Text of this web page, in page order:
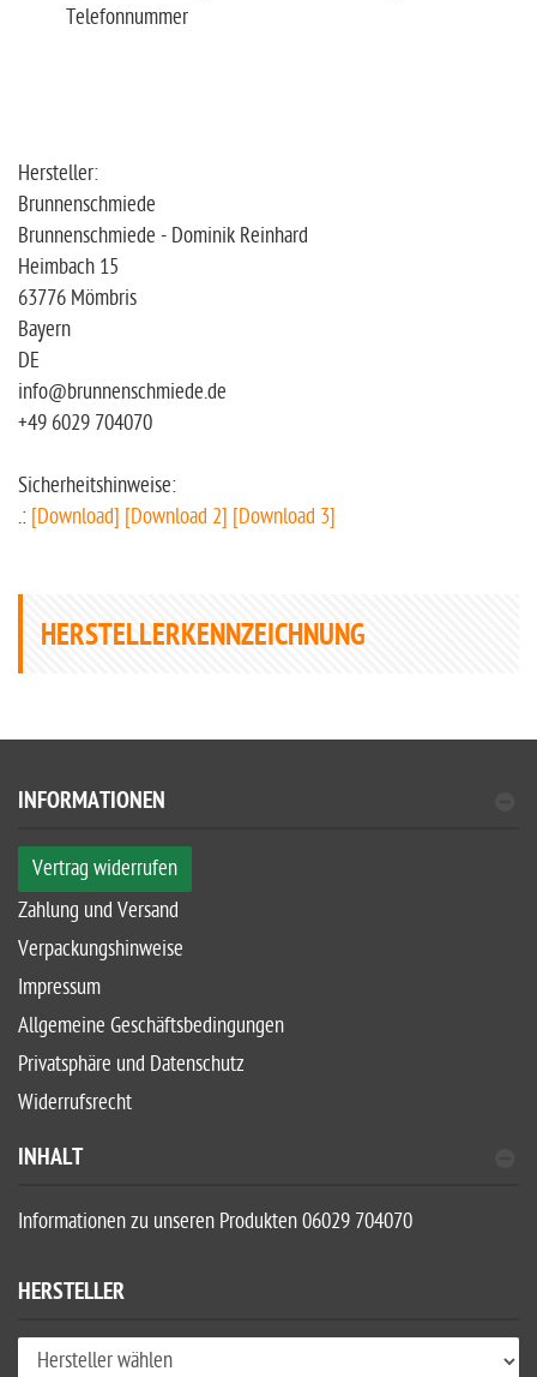
Telefonnummer
Hersteller:
Brunnenschmiede
Brunnenschmiede - Dominik Reinhard
Heimbach 15
63776 Mömbris
Bayern
DE
info@brunnenschmiede.de
+49 6029 704070
Sicherheitshinweise:
.: [Download] [Download 2] [Download 3]
HERSTELLERKENNZEICHNUNG
INFORMATIONEN
Vertrag widerrufen
Zahlung und Versand
Verpackungshinweise
Impressum
Allgemeine Geschäftsbedingungen
Privatsphäre und Datenschutz
Widerrufsrecht
INHALT
Informationen zu unseren Produkten 06029 704070
HERSTELLER